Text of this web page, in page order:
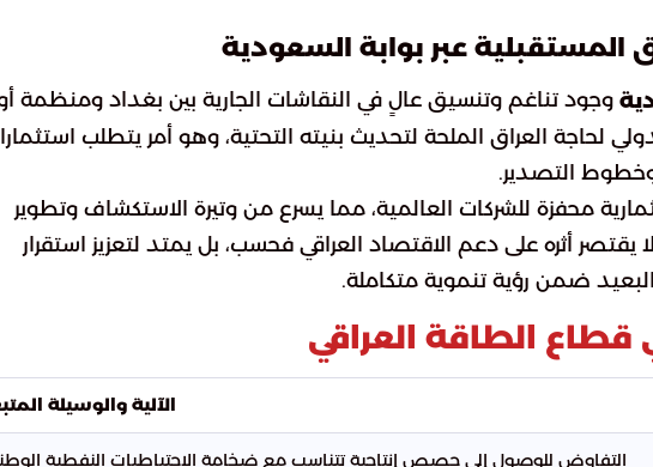
المستقبلية عبر بوابة السعودية
وجود تناغم وتنسيق عالٍ في النقاشات الجارية بين بغداد ومنظمة
لحاجة العراق الملحة لتحديث بنيته التحتية، وهو أمر يتطلب
التصدير.
محفزة للشركات العالمية، مما يسرع من وتيرة الاستكشاف وتطوير
يقتصر أثره على دعم الاقتصاد العراقي فحسب، بل يمتد لتعزيز استقرار
ضمن رؤية تنموية متكاملة.
الطاقة العراقي
الآلية والوسيلة
التفاوض للوصول إلى حصص إنتاجية تتناسب مع ضخامة الاحتياطيات النفطية